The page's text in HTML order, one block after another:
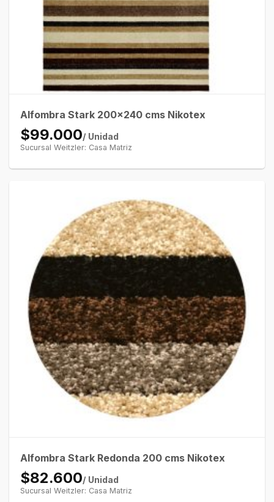
Alfombra Stark 200×240 cms Nikotex
$99.000/ Unidad
Sucursal Weitzler: Casa Matriz
Alfombra Stark Redonda 200 cms Nikotex
$82.600/ Unidad
Sucursal Weitzler: Casa Matriz